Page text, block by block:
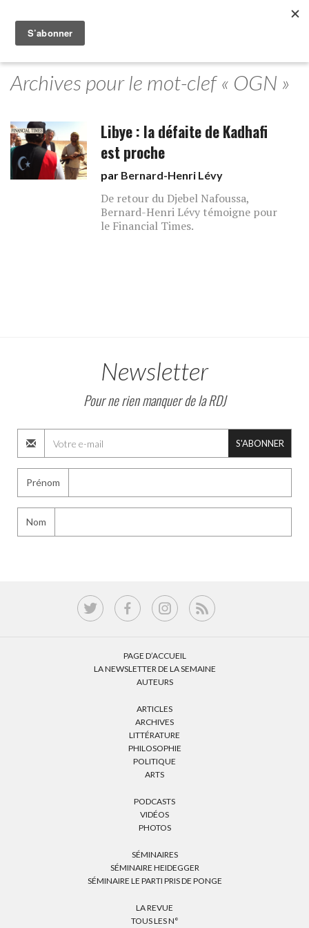
Archives pour le mot-clef « OGN »
Libye : la défaite de Kadhafi
est proche
par Bernard-Henri Lévy
De retour du Djebel Nafoussa,
Bernard-Henri Lévy témoigne pour
le Financial Times.
Newsletter
Pour ne rien manquer de la RDJ
S'ABONNER
Prénom
Nom
PAGE D’ACCUEIL
LA NEWSLETTER DE LA SEMAINE
AUTEURS
ARTICLES
ARCHIVES
LITTÉRATURE
PHILOSOPHIE
POLITIQUE
ARTS
PODCASTS
VIDÉOS
PHOTOS
SÉMINAIRES
SÉMINAIRE HEIDEGGER
SÉMINAIRE LE PARTI PRIS DE PONGE
LA REVUE
TOUS LES N°